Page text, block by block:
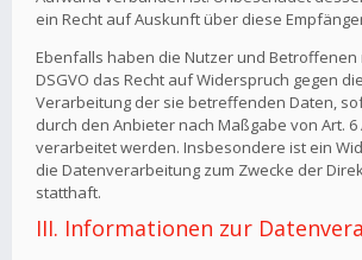
ein Recht auf Auskunft über diese
Ebenfalls haben die Nutzer und Betroffenen
DSGVO das Recht auf Widerspruch gegen
Verarbeitung der sie betreffenden Daten,
durch den Anbieter nach Maßgabe von Art. 6
verarbeitet werden. Insbesondere ist ein
die Datenverarbeitung zum Zwecke der
statthaft.
III. Informationen zur